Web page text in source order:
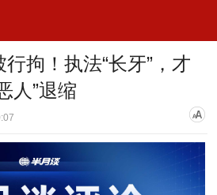
拘！执法“长牙”，才
人”退缩